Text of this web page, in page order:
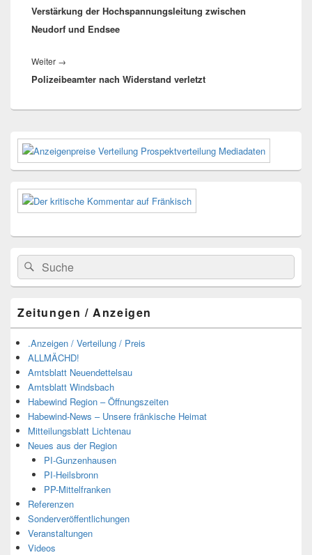
Beitrag:
Verstärkung der Hochspannungsleitung zwischen
Neudorf und Endsee
Weiter →
Beitrag:
Polizeibeamter nach Widerstand verletzt
Primärer
Seitenleisten-
Widgetbereich
Suchen
nach:
Suchen
Zeitungen / Anzeigen
.Anzeigen / Verteilung / Preis
ALLMÄCHD!
Amtsblatt Neuendettelsau
Amtsblatt Windsbach
Habewind Region – Öffnungszeiten
Habewind-News – Unsere fränkische Heimat
Mitteilungsblatt Lichtenau
Neues aus der Region
PI-Gunzenhausen
PI-Heilsbronn
PP-Mittelfranken
Referenzen
Sonderveröffentlichungen
Veranstaltungen
Videos